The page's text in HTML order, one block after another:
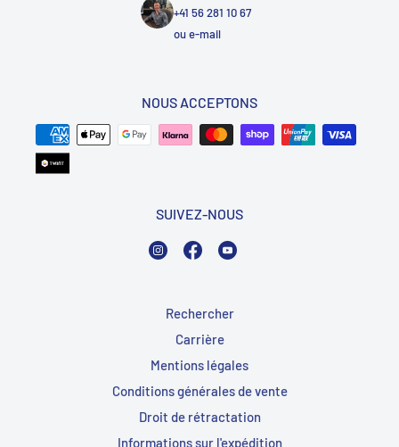
+41 56 281 10 67
oue-mail
NOUS ACCEPTONS
SUIVEZ-NOUS
InstagramFacebook
Rechercher
Carrière
Mentions légales
Conditions générales de vente
Droit de rétractation
Informations sur l'expédition